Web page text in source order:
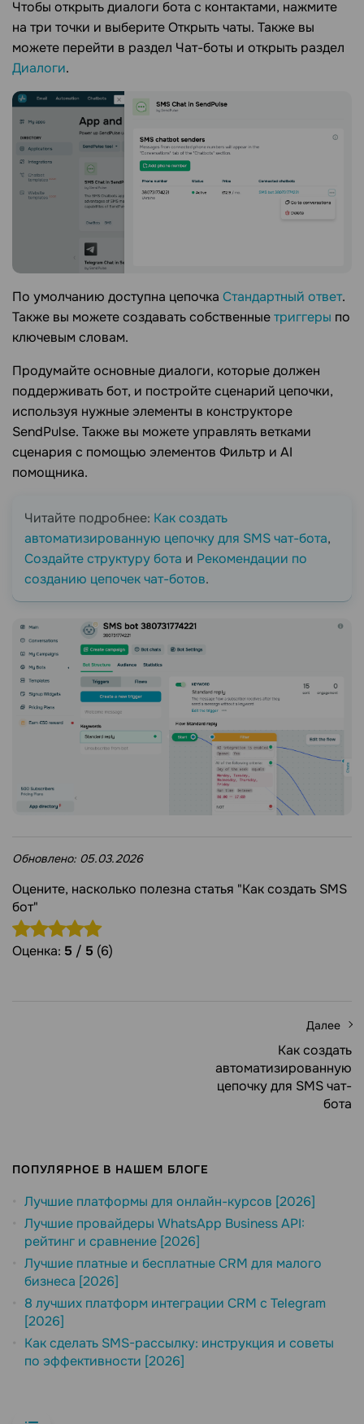
Чтобы открыть диалоги бота с контактами, нажмите
на три точки и выберите Открыть чаты. Также вы
можете перейти в раздел Чат-боты и открыть раздел
Диалоги.
По умолчанию доступна цепочка Стандартный ответ.
Также вы можете создавать собственныетриггеры по
ключевым словам.
Продумайте основные диалоги, которые должен
поддерживать бот, и постройте сценарий цепочки,
используя нужные элементы в конструкторе
SendPulse. Также вы можете управлять ветками
сценария с помощью элементов Фильтр и AI
помощника.
Читайте подробнее: Как создать
автоматизированную цепочку для SMS чат-бота,
Создайте структуру бота и Рекомендации по
созданию цепочек чат-ботов.
Обновлено: 05.03.2026
Оцените, насколько полезна статья "Как создать SMS
бот"
Оценка: 5 / 5 (6)
Далее
Как создать
автоматизированную
цепочку для SMS чат-
бота
ПОПУЛЯРНОЕ В НАШЕМ БЛОГЕ
Лучшие платформы для онлайн-курсов [2026]
Лучшие провайдеры WhatsApp Business API:
рейтинг и сравнение [2026]
Лучшие платные и бесплатные CRM для малого
бизнеса [2026]
8 лучших платформ интеграции CRM с Telegram
[2026]
Как сделать SMS-рассылку: инструкция и советы
по эффективности [2026]